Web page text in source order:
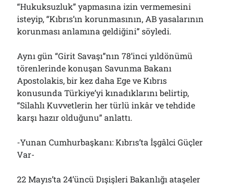
“Hukuksuzluk” yapmasına izin vermemesini
isteyip, “Kıbrıs’ın korunmasının, AB yasalarının
korunması anlamına geldiğini” söyledi.
Aynı gün “Girit Savaşı”nın 78’inci yıldönümü
törenlerinde konuşan Savunma Bakanı
Apostolakis, bir kez daha Ege ve Kıbrıs
konusunda Türkiye’yi kınadıklarını belirtip,
“Silahlı Kuvvetlerin her türlü inkâr ve tehdide
karşı hazır olduğunu” anlattı.
-Yunan Cumhurbaşkanı: Kıbrıs’ta İşgâlci Güçler
Var-
22 Mayıs’ta 24’üncü Dışişleri Bakanlığı ataşeler